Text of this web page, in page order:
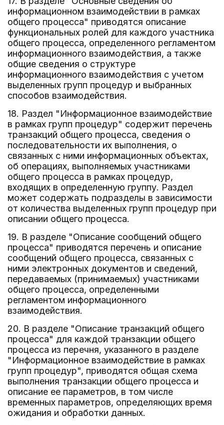
информационном взаимодействии в рамках
общего процесса" приводятся описание
функциональных ролей для каждого участника
общего процесса, определенного регламентом
информационного взаимодействия, а также
общие сведения о структуре
информационного взаимодействия с учетом
выделенных групп процедур и выбранных
способов взаимодействия.
18. Раздел "Информационное взаимодействие
в рамках групп процедур" содержит перечень
транзакций общего процесса, сведения о
последовательности их выполнения, о
связанных с ними информационных объектах,
об операциях, выполняемых участниками
общего процесса в рамках процедур,
входящих в определенную группу. Раздел
может содержать подразделы в зависимости
от количества выделенных групп процедур при
описании общего процесса.
19. В разделе "Описание сообщений общего
процесса" приводятся перечень и описание
сообщений общего процесса, связанных с
ними электронных документов и сведений,
передаваемых (принимаемых) участниками
общего процесса, определенными
регламентом информационного
взаимодействия.
20. В разделе "Описание транзакций общего
процесса" для каждой транзакции общего
процесса из перечня, указанного в разделе
"Информационное взаимодействие в рамках
групп процедур", приводятся общая схема
выполнения транзакции общего процесса и
описание ее параметров, в том числе
временных параметров, определяющих время
ожидания и обработки данных.